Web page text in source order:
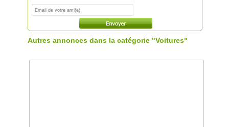
Autres annonces dans la catégorie "Voitures"